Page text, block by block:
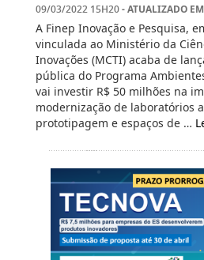
09/03/2022 15H20- ATUALIZADO EM
A Finep Inovação e Pesquisa,
vinculada ao Ministério da
Inovações (MCTI) acaba de
pública do Programa
vai investir R$ 50 milhões na
modernização de laboratórios
prototipagem e espaços de …